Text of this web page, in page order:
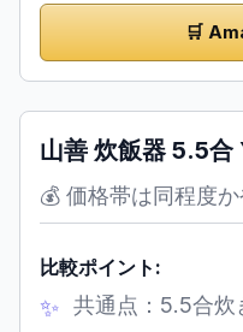
🛒
山善 炊飯器 5.5
💰 価格帯は同程度か
比較ポイント:
共通点：5.5合炊